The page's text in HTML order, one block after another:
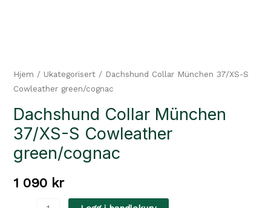
Hjem / Ukategorisert / Dachshund Collar München 37/XS-S
Cowleather green/cognac
Dachshund Collar München
37/XS-S Cowleather
green/cognac
1 090 kr
Dachshund